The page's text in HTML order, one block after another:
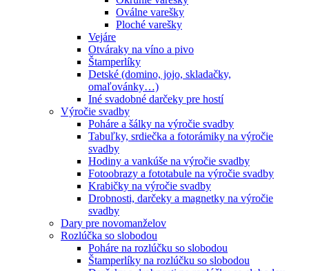
Oválne varešky
Ploché varešky
Vejáre
Otváraky na víno a pivo
Štamperlíky
Detské (domino, jojo, skladačky,
omaľovánky…)
Iné svadobné darčeky pre hostí
Výročie svadby
Poháre a šálky na výročie svadby
Tabuľky, srdiečka a fotorámiky na výročie
svadby
Hodiny a vankúše na výročie svadby
Fotoobrazy a fototabule na výročie svadby
Krabičky na výročie svadby
Drobnosti, darčeky a magnetky na výročie
svadby
Dary pre novomanželov
Rozlúčka so slobodou
Poháre na rozlúčku so slobodou
Štamperlíky na rozlúčku so slobodou